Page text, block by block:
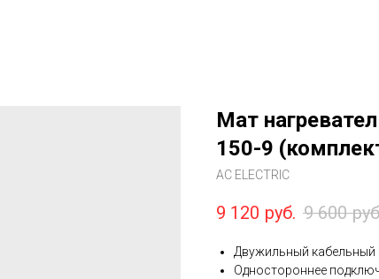
Мат
150-9
AC ELECTRIC
9 120 руб. 9 600
Двужильный
Одностороннее